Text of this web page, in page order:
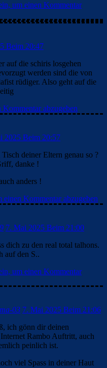
um einen Kommentar
Beim 20:47
auf die schiris losgehen
werden sind die von
rüdiger. Also geht auf die
abzugeben
2025 Beim 20:57
deiner Eltern genau so ?
danke !
anders !
einen Kommentar abzugeben
7. Mai 2025 Beim 21:00
dich zu den real total talhons.
auf den S..
um einen Kommentar
03 7. Mai 2025 Beim 21:06
ich gönn dir deinen
Rambo Auftritt, auch
peinlich ist.
viel Spass in deiner Haut